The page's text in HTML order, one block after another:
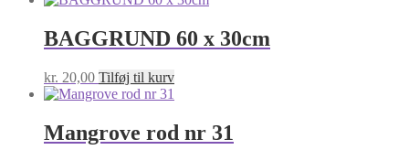
BAGGRUND 60 x 30cm
kr. 20,00 Tilføj til kurv
Mangrove rod nr 31